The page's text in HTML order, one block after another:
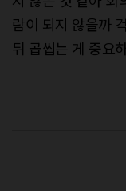
람이 되지 않을까
뒤 곱씹는 게 중요